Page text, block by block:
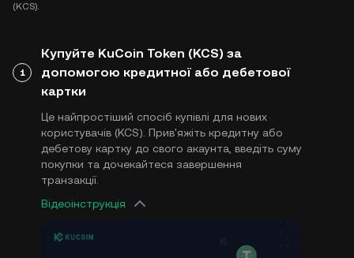
(KCS).
1
Купуйте KuCoin Token (KCS) за
допомогою кредитної або дебетової
картки
Це найпростіший спосіб купівлі для нових
користувачів (KCS). Прив'яжіть кредитну або
дебетову картку до свого акаунта, введіть суму
покупки та дочекайтеся завершення
транзакції.
Відеоінструкція